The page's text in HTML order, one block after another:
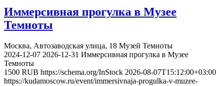
Иммерсивная прогулка в Музее
Темноты
Москва, Автозаводская улица, 18 Музей Темноты
2024-12-07 2026-12-31 Иммерсивная прогулка в Музее
Темноты
1500 RUB https://schema.org/InStock 2026-08-07T15:12:00+03:00
https://kudamoscow.ru/event/immersivnaja-progulka-v-muzee-